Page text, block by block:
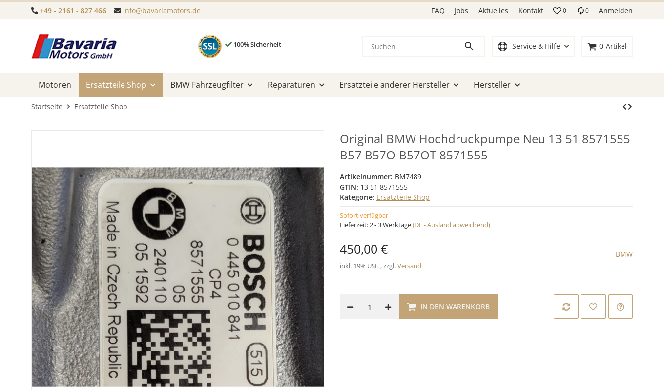
+49 - 2161 - 827 466 info@bavariamotors.de FAQ Jobs Aktuelles Kontakt 0 0 Anmelden
100% Sicherheit Service & Hilfe 0 Artikel
Motoren Ersatzteile Shop BMW Fahrzeugfilter Reparaturen Ersatzteile anderer Hersteller Hersteller
Startseite Ersatzteile Shop
Original BMW Hochdruckpumpe Neu 13 51 8571555
B57 B57O B57OT 8571555
Artikelnummer: BM7489
GTIN: 13 51 8571555
Kategorie: Ersatzteile Shop
Sofort verfügbar
Lieferzeit:2 - 3 Werktage(DE - Ausland abweichend)
450,00 €
inkl. 19% USt. , zzgl.Versand
BMW
IN DEN WARENKORB